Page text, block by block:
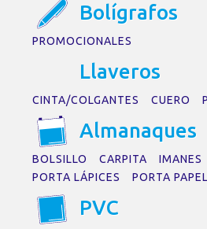
Bolígrafos
PROMOCIONALES
Llaveros
CINTA/COLGANTES CUERO
Almanaques
BOLSILLO CARPITA IMANES
PORTA LÁPICES
PORTA PAPEL
PVC